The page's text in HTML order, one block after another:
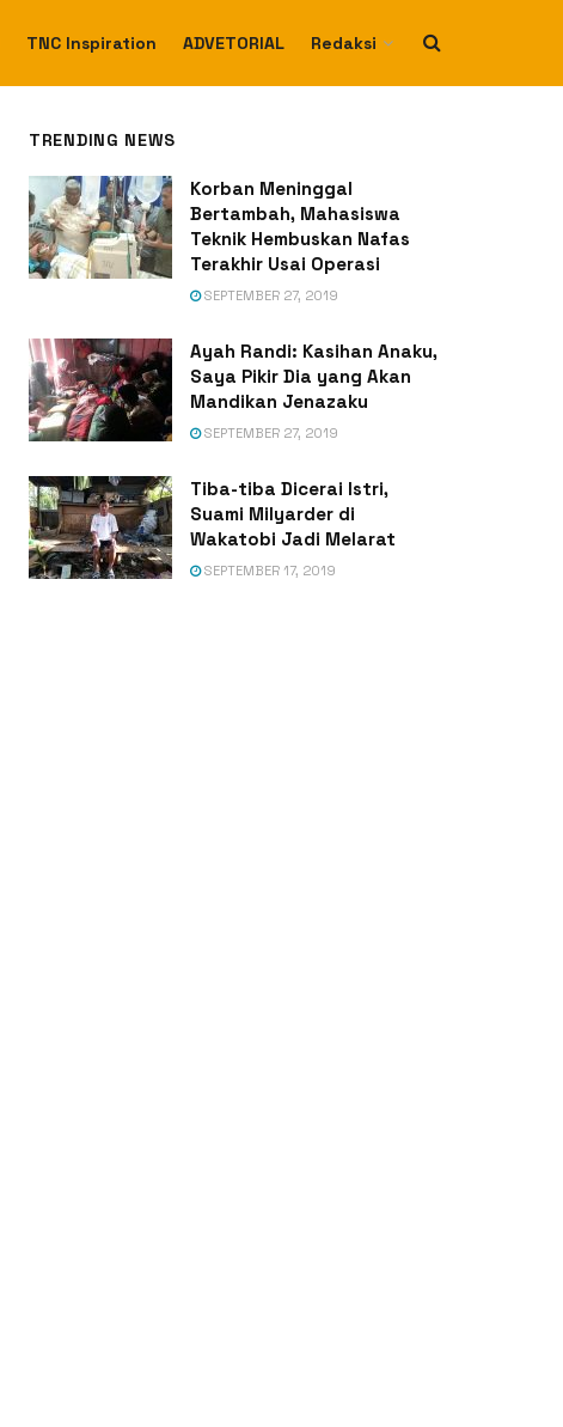
TNC Inspiration ADVETORIAL Redaksi
TRENDING NEWS
Korban Meninggal
Bertambah, Mahasiswa
Teknik Hembuskan Nafas
Terakhir Usai Operasi
SEPTEMBER 27, 2019
Ayah Randi: Kasihan Anaku,
Saya Pikir Dia yang Akan
Mandikan Jenazaku
SEPTEMBER 27, 2019
Tiba-tiba Dicerai Istri,
Suami Milyarder di
Wakatobi Jadi Melarat
SEPTEMBER 17, 2019